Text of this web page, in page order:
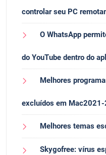
controlar seu PC
O WhatsApp
do YouTube dentro do
Melhores
excluídos em
Melhores temas
Skygofree: vírus